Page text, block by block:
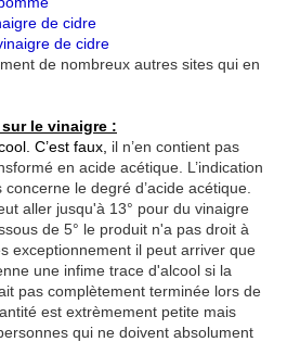
de cidre
de cidre
de nombreux autres sites qui en
le vinaigre :
C’est faux, il n’en contient pas
en acide acétique. L’indication
le degré d’acide acétique.
aller jusqu'à 13° pour du vinaigre
de 5° le produit n'a pas droit à
exceptionnement il peut arriver que
une infime trace d'alcool si la
pas complètement terminée lors de
est extrèmement petite mais
qui ne doivent absolument